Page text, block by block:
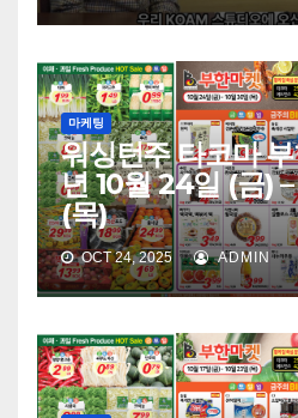
마케팅
워싱턴주 타코마
년 10월 24일 (금)
(목)
OCT 24, 2025 ADMIN